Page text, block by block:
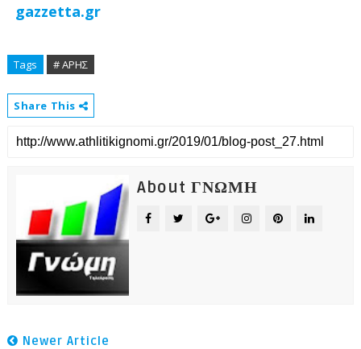
gazzetta.gr
Tags # ΑΡΗΣ
Share This
About ΓΝΩΜΗ
Newer Article